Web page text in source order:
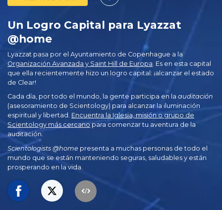
Un Logro Capital para Lyazzat
@home
Lyazzat pasa por el Ayuntamiento de Copenhague a la
Organización Avanzada y Saint Hill de Europa . Es en esta capital
que ella recientemente hizo un logro capital: ¡alcanzar el estado
de Clear!
Cada día, por todo el mundo, la gente participa en la auditación
(asesoramiento de Scientology) para alcanzar la iluminación
espiritual y libertad. Encuentra la Iglesia, misión o grupo de
Scientology más cercano para comenzar tu aventura de la
auditación.
Scientologists @home presenta a muchas personas de todo el
mundo que se están manteniendo seguras, saludables y están
prosperando en la vida.